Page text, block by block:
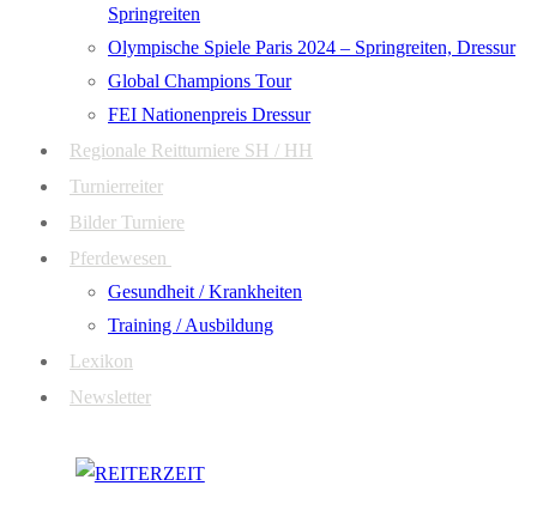
Springreiten
Olympische Spiele Paris 2024 – Springreiten, Dressur
Global Champions Tour
FEI Nationenpreis Dressur
Regionale Reitturniere SH / HH
Turnierreiter
Bilder Turniere
Pferdewesen
Gesundheit / Krankheiten
Training / Ausbildung
Lexikon
Newsletter